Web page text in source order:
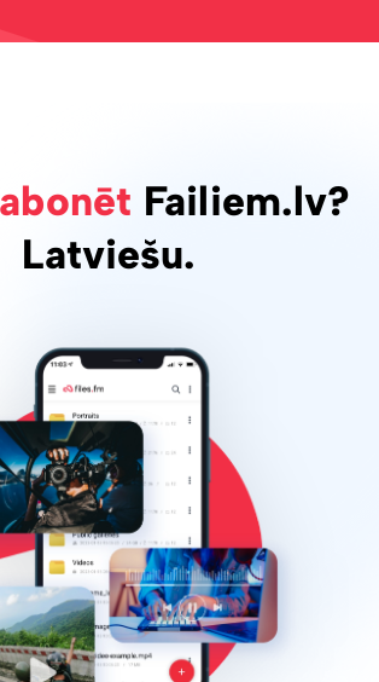
abonēt Failiem.lv?
Latviešu.